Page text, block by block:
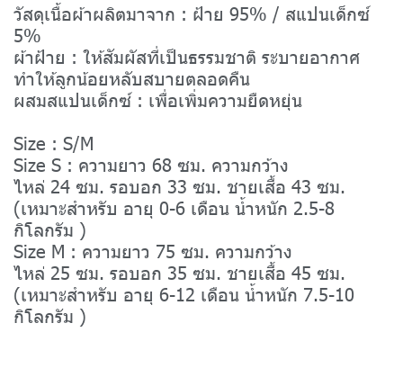
วัสดุเนื้อผ้าผลิตมาจาก : ฝ้าย 95% / สแปนเด็กซ์
5%
ผ้าฝ้าย : ให้สัมผัสที่เป็นธรรมชาติ ระบายอากาศ
ทำให้ลูกน้อยหลับสบายตลอดคืน
ผสมสแปนเด็กซ์ : เพื่อเพิ่มความยืดหยุ่น
Size : S/M
Size S : ความยาว 68 ซม. ความกว้าง
ไหล่ 24 ซม. รอบอก 33 ซม. ชายเสื้อ 43 ซม.
(เหมาะสำหรับ อายุ 0-6 เดือน น้ำหนัก 2.5-8
กิโลกรัม )
Size M : ความยาว 75 ซม. ความกว้าง
ไหล่ 25 ซม. รอบอก 35 ซม. ชายเสื้อ 45 ซม.
(เหมาะสำหรับ อายุ 6-12 เดือน น้ำหนัก 7.5-10
กิโลกรัม )